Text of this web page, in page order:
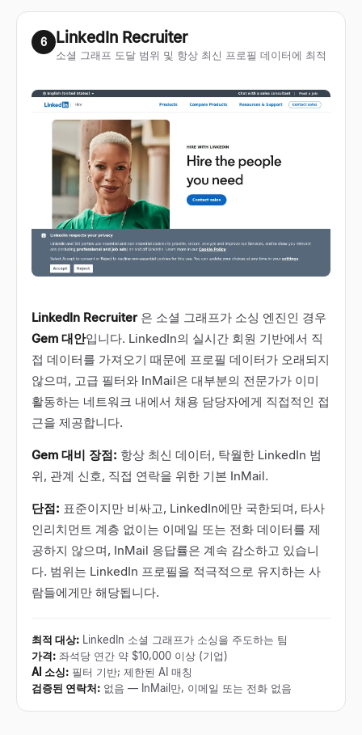
6 LinkedIn Recruiter
소셜 그래프 도달 범위 및 항상 최신 프로필 데이터에 최적
LinkedIn Recruiter 은 소셜 그래프가 소싱 엔진인 경우
Gem 대안입니다. LinkedIn의 실시간 회원 기반에서 직
접 데이터를 가져오기 때문에 프로필 데이터가 오래되지
않으며, 고급 필터와 InMail은 대부분의 전문가가 이미
활동하는 네트워크 내에서 채용 담당자에게 직접적인 접
근을 제공합니다.
Gem 대비 장점: 항상 최신 데이터, 탁월한 LinkedIn 범
위, 관계 신호, 직접 연락을 위한 기본 InMail.
단점: 표준이지만 비싸고, LinkedIn에만 국한되며, 타사
인리치먼트 계층 없이는 이메일 또는 전화 데이터를 제
공하지 않으며, InMail 응답률은 계속 감소하고 있습니
다. 범위는 LinkedIn 프로필을 적극적으로 유지하는 사
람들에게만 해당됩니다.
최적 대상: LinkedIn 소셜 그래프가 소싱을 주도하는 팀
가격: 좌석당 연간 약 $10,000 이상 (기업)
AI 소싱: 필터 기반; 제한된 AI 매칭
검증된 연락처: 없음 — InMail만, 이메일 또는 전화 없음